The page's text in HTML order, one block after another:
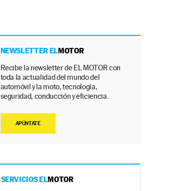
NEWSLETTER ELMOTOR
Recibe la newsletter de EL MOTOR con
toda la actualidad del mundo del
automóvil y la moto, tecnología,
seguridad, conducción y eficiencia.
APÚNTATE
SERVICIOS ELMOTOR